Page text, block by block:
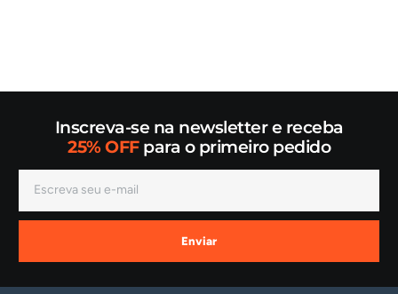
Inscreva-se na newsletter e receba
25% OFFpara o primeiro pedido
Enviar